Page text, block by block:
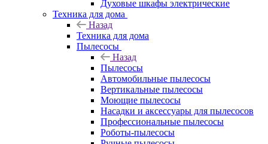
Духовые шкафы электрические
Техника для дома
Назад
Техника для дома
Пылесосы
Назад
Пылесосы
Автомобильные пылесосы
Вертикальные пылесосы
Моющие пылесосы
Насадки и аксессуары для пылесосов
Профессиональные пылесосы
Роботы-пылесосы